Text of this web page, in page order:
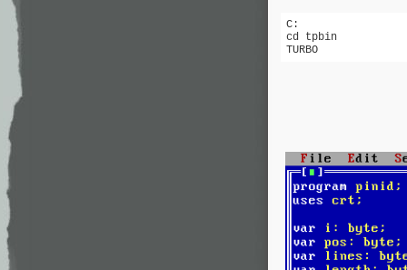
C:
cd tpbin
TURBO